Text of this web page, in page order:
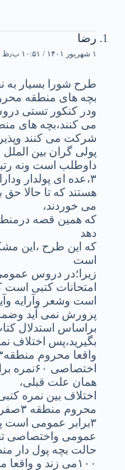
رضا
۱ شهریور ۱۴۰۱ / ۱۰:۵۱ ب٫ظ
ودر کنکور تستی
شرکت می کنند
پولی گران بین
۳،عده ای پولدار
می خوردند،
دهد
که این طرح ،این
است
امتحانات کتبی
است وشعر وآرایه
پرورش نمی آید
براساس استدلال
بگیرید،پس اختلاف
اختصاصی
همان علت قبلی،
۳برابر عمومی
۱۰۰می زند و واقعا محروم منطقه ۳